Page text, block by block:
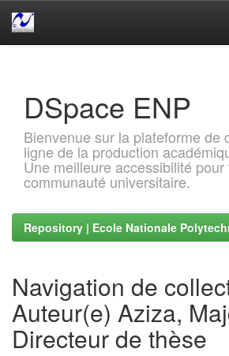
DSpace ENP
Bienvenue sur la plateforme de
ligne de la production
Une meilleure accessibilité pour
communauté universitaire.
Repository | Ecole Nationale
Navigation de
Auteur(e) Aziza,
Directeur de thèse